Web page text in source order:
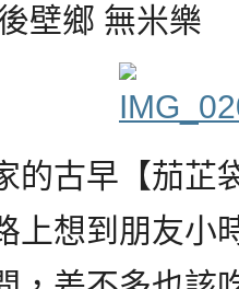
壁鄉 無米樂
的古早【茄芷
上想到朋友小